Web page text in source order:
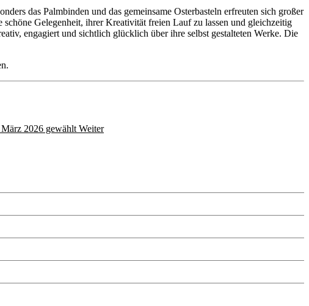
das Palmbinden und das gemeinsame Osterbasteln erfreuten sich großer
Gelegenheit, ihrer Kreativität freien Lauf zu lassen und gleichzeitig
engagiert und sichtlich glücklich über ihre selbst gestalteten Werke. Die
2026 gewählt Weiter